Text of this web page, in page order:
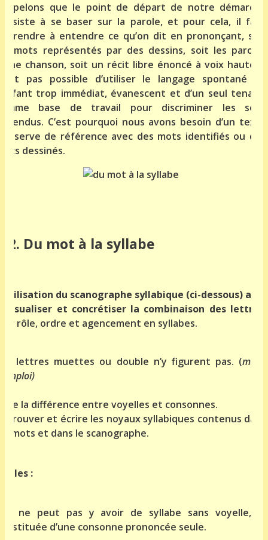
que le point de départ de notre démarche
à se baser sur la parole, et pour cela, il faut
à entendre ce qu’on dit en prononçant, soit
mots représentés par des dessins, soit les paroles
chanson, soit un récit libre énoncé à voix haute. Il
pas possible d’utiliser le langage spontané de
trop immédiat, évanescent et d’un seul tenant,
base de travail pour discriminer les sons
C’est pourquoi nous avons besoin d’un texte
serve de référence avec des mots identifiés ou des
dessinés.
Du mot à la syllabe
du scanographe syllabique (ci-dessous) aide
visualiser et concrétiser la combinaison des lettres
rôle, ordre et agencement en syllabes.
lettres muettes ou double n’y figurent pas. (mode
la différence entre voyelles et consonnes.
et écrire les noyaux syllabiques contenus dans
mots et dans le scanographe.
:
Il ne peut pas y avoir de syllabe sans voyelle, ni
d’une consonne prononcée seule.